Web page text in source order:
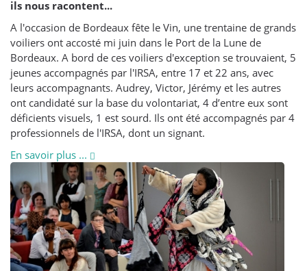
ils nous racontent...
A l'occasion de Bordeaux fête le Vin, une trentaine de grands
voiliers ont accosté mi juin dans le Port de la Lune de
Bordeaux. A bord de ces voiliers d'exception se trouvaient, 5
jeunes accompagnés par l'IRSA, entre 17 et 22 ans, avec
leurs accompagnants. Audrey, Victor, Jérémy et les autres
ont candidaté sur la base du volontariat, 4 d’entre eux sont
déficients visuels, 1 est sourd. Ils ont été accompagnés par 4
professionnels de l'IRSA, dont un signant.
En savoir plus ...